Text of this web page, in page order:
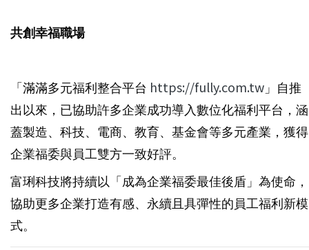
共創幸福職場
「滿滿多元福利整合平台 https://fully.com.tw 」自推
出以來，已協助許多企業成功導入數位化福利平台，涵
蓋製造、科技、電商、教育、基金會等多元產業，獲得
企業福委與員工雙方一致好評。
富琍科技將持續以「成為企業福委最佳後盾」為使命，
協助更多企業打造有感、永續且具彈性的員工福利新模
式。